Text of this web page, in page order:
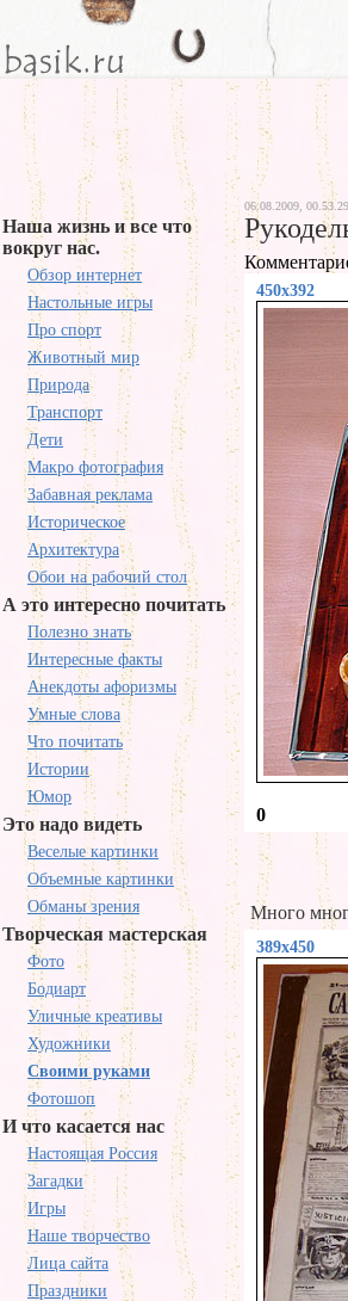
Наша жизнь и все что
вокруг нас.
Обзор интернет
Настольные игры
Про спорт
Животный мир
Природа
Транспорт
Дети
Макро фотография
Забавная реклама
Историческое
Архитектура
Обои на рабочий стол
А это интересно почитать
Полезно знать
Интересные факты
Анекдоты афоризмы
Умные слова
Что почитать
Истории
Юмор
Это надо видеть
Веселые картинки
Объемные картинки
Обманы зрения
Творческая мастерская
Фото
Бодиарт
Уличные креативы
Художники
Своими руками
Фотошоп
И что касается нас
Настоящая Россия
Загадки
Игры
Наше творчество
Лица сайта
Праздники
06.08.2009, 00.53.29
450x392
0
Много
389x450